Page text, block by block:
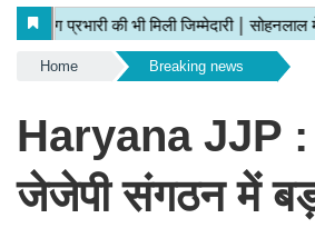
Home Breaking news
Haryana JJP :
जेजेपी संगठन में